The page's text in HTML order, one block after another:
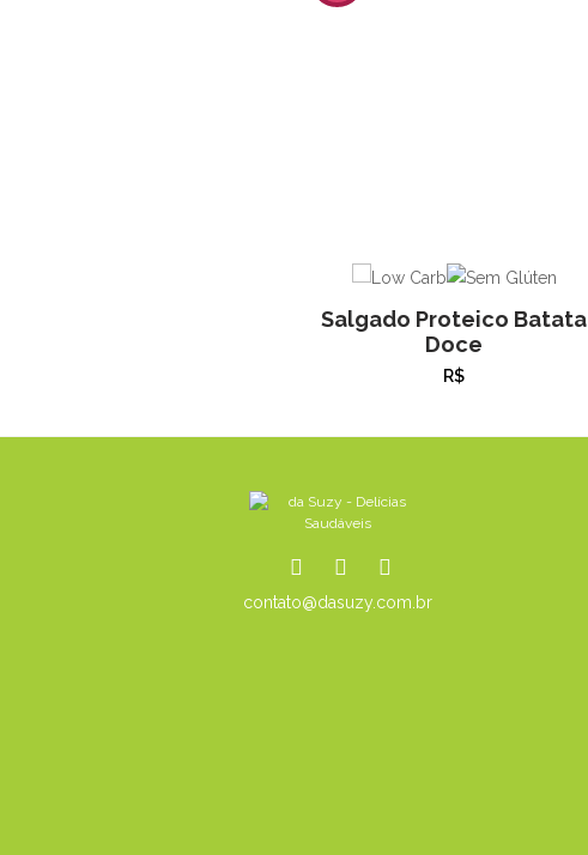
Salgado Proteico Batata
Doce
R$
contato@dasuzy.com.br